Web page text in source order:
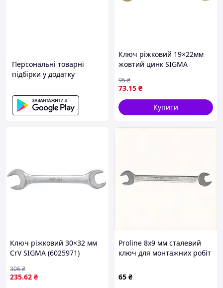
Персональні товарні
підбірки у додатку
Ключ ріжковий 19×22мм
жовтий цинк SIGMA
73.15 ₴
95₴
Купити
Ключ ріжковий 30×32 мм
CrV SIGMA (6025971)
235.62 ₴
306₴
Proline 8х9 мм сталевий
ключ для монтажних робіт
65 ₴